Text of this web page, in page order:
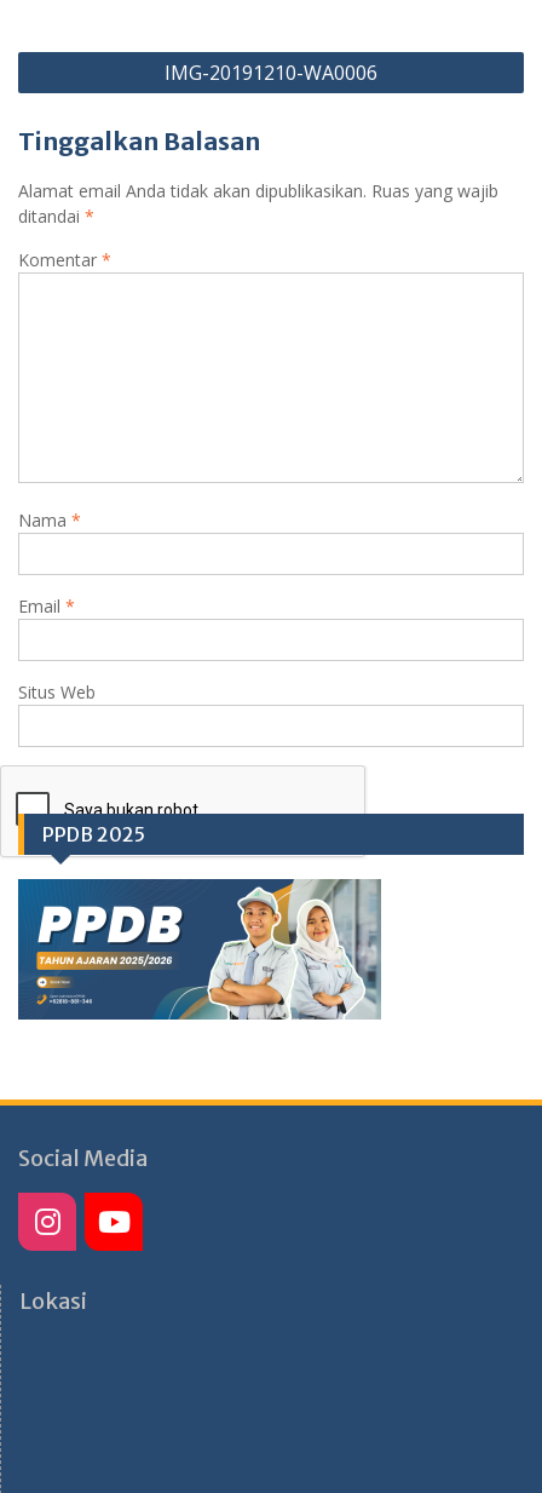
Navigasi
pos
IMG-20191210-WA0006
Tinggalkan Balasan
Alamat email Anda tidak akan dipublikasikan. Ruas yang wajib
ditandai *
Komentar *
Nama *
Email *
Situs Web
PPDB 2025
Social Media
Lokasi